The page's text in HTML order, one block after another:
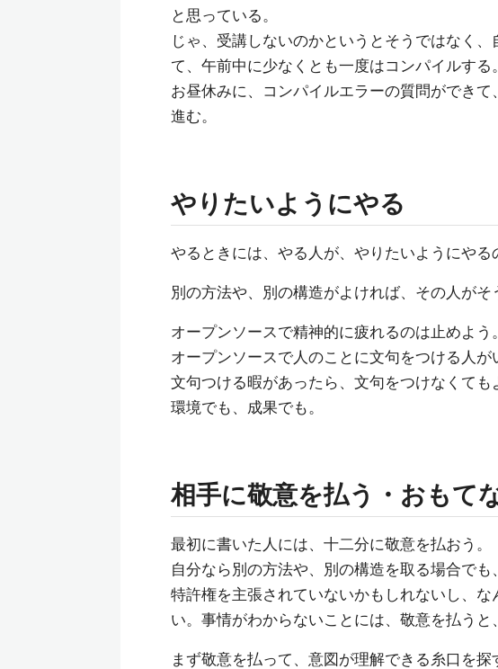
と思っている。
じゃ、受講しないのかというとそうではなく
て、午前中に少なくとも一度はコンパイルする。
お昼休みに、コンパイルエラーの質問ができ
進む。
やりたいようにやる
やるときには、やる人が、やりたいようにやる
別の方法や、別の構造がよければ、その人がそ
オープンソースで精神的に疲れるのは止めよう。
オープンソースで人のことに文句をつける人が
文句つける暇があったら、文句をつけなくても
環境でも、成果でも。
相手に敬意を払う・おもて
最初に書いた人には、十二分に敬意を払おう。
自分なら別の方法や、別の構造を取る場合でも、
特許権を主張されていないかもしれないし、
い。事情がわからないことには、敬意を払うと
まず敬意を払って、意図が理解できる糸口を探